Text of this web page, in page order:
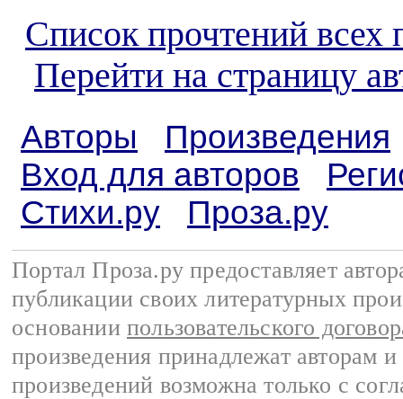
Список прочтений всех
Перейти на страницу
Авторы
Произведения
Вход для авторов
Стихи.ру
Проза.ру
Портал Проза.ру предоставляет
публикации своих литературных
основании пользовательского
произведения принадлежат авторам
произведений возможна только с